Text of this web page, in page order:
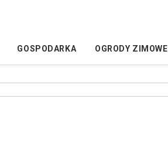
GOSPODARKA OGRODY ZIMOWE